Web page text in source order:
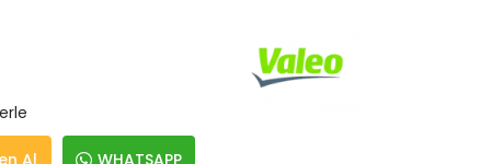
Al WHATSAPP